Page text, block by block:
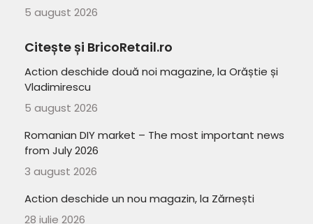
5 august 2026
Citește și BricoRetail.ro
Action deschide două noi magazine, la Orăștie și
Vladimirescu
5 august 2026
Romanian DIY market – The most important news
from July 2026
3 august 2026
Action deschide un nou magazin, la Zărnești
28 iulie 2026